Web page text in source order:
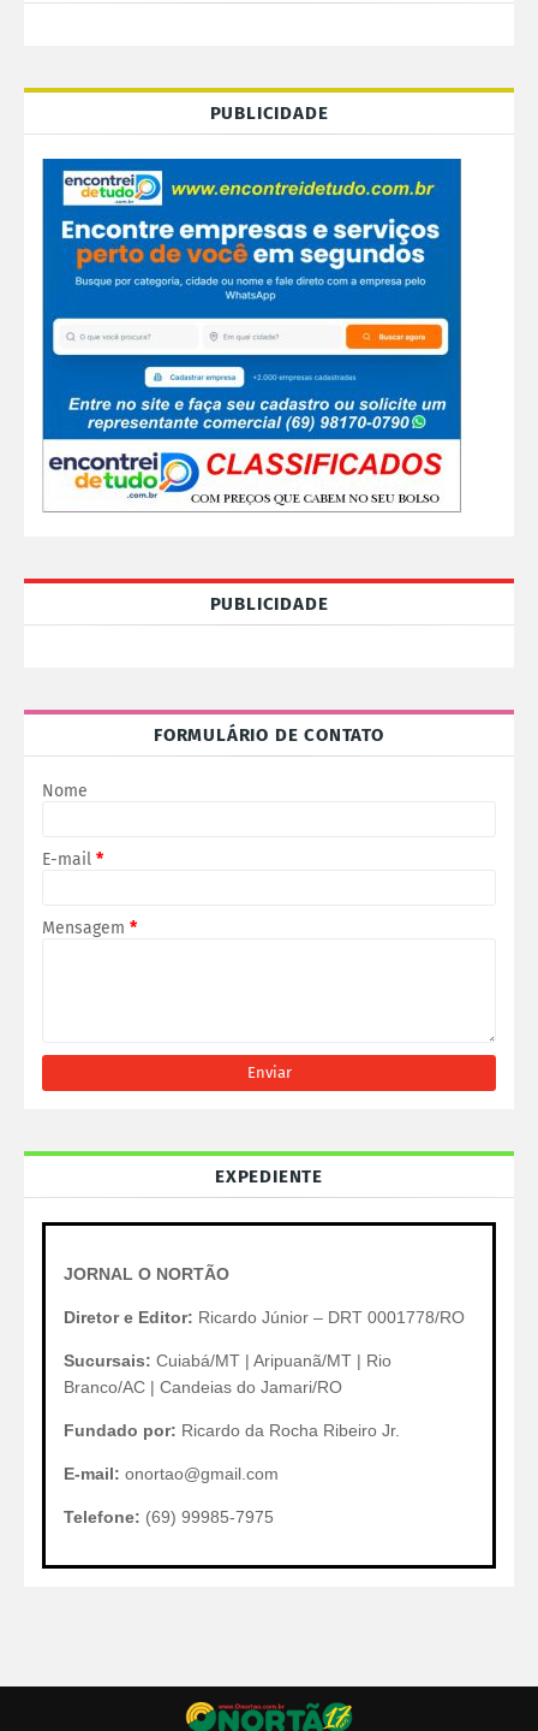
PUBLICIDADE
PUBLICIDADE
FORMULÁRIO DE CONTATO
Nome
E-mail *
Mensagem *
EXPEDIENTE
JORNAL O NORTÃO
Diretor e Editor: Ricardo Júnior – DRT 0001778/RO
Sucursais: Cuiabá/MT | Aripuanã/MT | Rio
Branco/AC | Candeias do Jamari/RO
Fundado por: Ricardo da Rocha Ribeiro Jr.
E-mail: onortao@gmail.com
Telefone: (69) 99985-7975